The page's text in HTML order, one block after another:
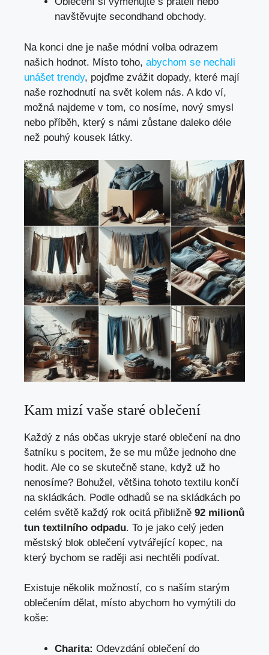
navštěvujte secondhand obchody.
Na konci dne je naše módní volba odrazem
našich hodnot. Místo toho, abychom se nechali
unášet trendy, pojďme zvážit dopady, které mají
naše rozhodnutí na svět kolem nás. A kdo ví,
možná najdeme v tom, co nosíme, nový smysl
nebo příběh, který s námi zůstane daleko déle
než pouhý kousek látky.
Kam mizí vaše staré oblečení
Každý z nás občas ukryje staré oblečení na dno
šatníku s pocitem, že se mu může jednoho dne
hodit. Ale co se skutečně stane, když už ho
nenosíme? Bohužel, většina tohoto textilu končí
na skládkách. Podle odhadů se na skládkách po
celém světě každý rok ocitá přibližně 92 milionů
tun textilního odpadu. To je jako celý jeden
městský blok oblečení vytvářející kopec, na
který bychom se raději asi nechtěli podívat.
Existuje několik možností, co s naším starým
oblečením dělat, místo abychom ho vymýtili do
koše:
Charita: Odevzdání oblečení do